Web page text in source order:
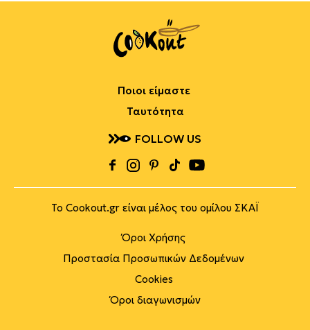
Ποιοι είμαστε
Ταυτότητα
FOLLOW US
Το Cookout.gr είναι μέλος του ομίλου ΣΚΑΪ
Όροι Χρήσης
Προστασία Προσωπικών Δεδομένων
Cookies
Όροι διαγωνισμών